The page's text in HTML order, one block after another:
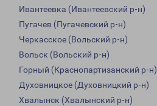
Ивантеевка (Ивантеевский р-н)
Пугачев (Пугачевский р-н)
Черкасское (Вольский р-н)
Вольск (Вольский р-н)
Горный (Краснопартизанский р-н)
Духовницкое (Духовницкий р-н)
Хвалынск (Хвалынский р-н)